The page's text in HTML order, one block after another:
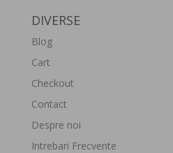
DIVERSE
Blog
Cart
Checkout
Contact
Despre noi
Intrebari Frecvente